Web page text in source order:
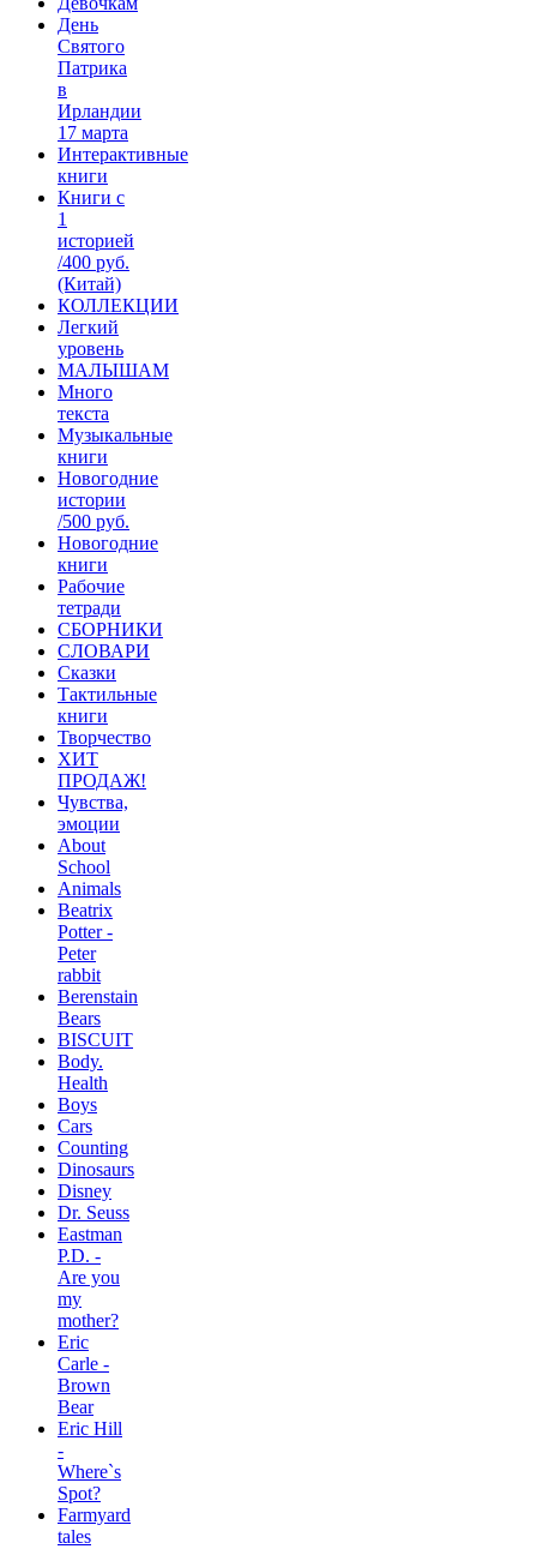
День
Святого
Патрика
в
Ирландии
17 марта
Интерактивные
книги
Книги с
1
историей
/400 руб.
(Китай)
КОЛЛЕКЦИИ
Легкий
уровень
МАЛЫШАМ
Много
текста
Музыкальные
книги
Новогодние
истории
/500 руб.
Новогодние
книги
Рабочие
тетради
СБОРНИКИ
СЛОВАРИ
Сказки
Тактильные
книги
Творчество
ХИТ
ПРОДАЖ!
Чувства,
эмоции
About
School
Animals
Beatrix
Potter -
Peter
rabbit
Berenstain
Bears
BISCUIT
Body.
Health
Boys
Cars
Counting
Dinosaurs
Disney
Dr. Seuss
Eastman
P.D. -
Are you
my
mother?
Eric
Carle -
Brown
Bear
Eric Hill
-
Where`s
Spot?
Farmyard
tales